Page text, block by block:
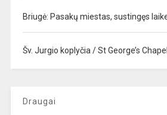
Briugė: Pasakų miestas, sustingęs
Šv. Jurgio koplyčia / St George’s Chapel
Draugai